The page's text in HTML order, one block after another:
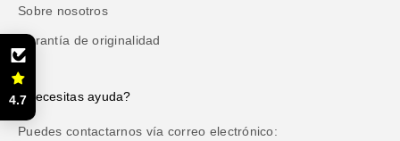
Sobre nosotros
Garantía de originalidad
¿Necesitas ayuda?
Puedes contactarnos vía correo electrónico:
4.7